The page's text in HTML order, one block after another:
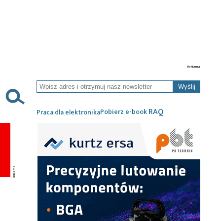
Wyślij
Praca dla elektronikaPobierz e-bookRAQ